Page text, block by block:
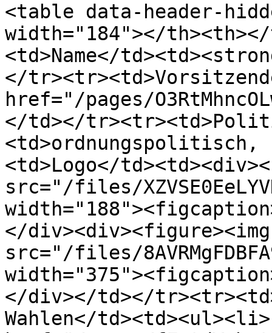
<table data-header-
width="184"></
<td>Name</
</
href="/pages/
</td></
<td>Logo</
src="/files/
</div><div><figure><img
src="/files/
</div></td></
Wahlen</